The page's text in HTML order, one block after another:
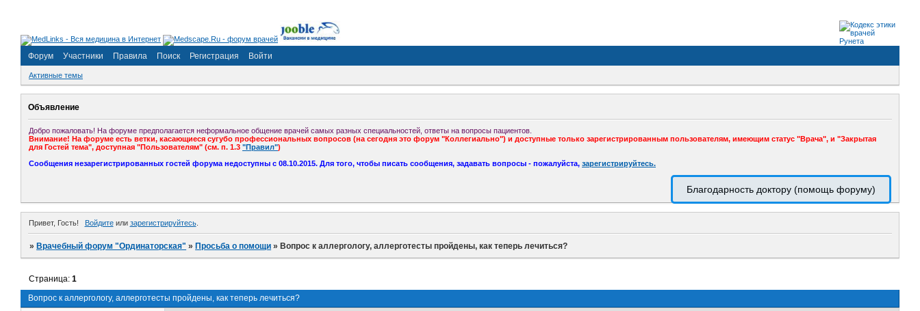
Форум Участники Правила Поиск Регистрация Войти
Активные темы
Объявление
Добро пожаловать! На форуме предполагается неформальное общение врачей самых разных специальностей, ответы на вопросы пациентов.
Внимание! На форуме есть ветки, касающиеся сугубо профессиональных вопросов (на сегодня это форум "Коллегиально") и доступные только зарегистрированным пользователям, имеющим статус "Врача", и "Закрытая
для Гостей тема", доступная "Пользователям" (см. п. 1.3 "Правил")
Сообщения незарегистрированных гостей форума недоступны с 08.10.2015. Для того, чтобы писать сообщения, задавать вопросы - пожалуйста, зарегистрируйтесь.
Благодарность доктору (помощь форуму)
Привет, Гость! Войдитеили зарегистрируйтесь.
» Врачебный форум "Ординаторская" » Просьба о помощи » Вопрос к аллергологу, аллерготесты пройдены, как теперь лечиться?
Вопрос к аллергологу, аллерготесты пройдены, как теперь лечиться?
Страница:1